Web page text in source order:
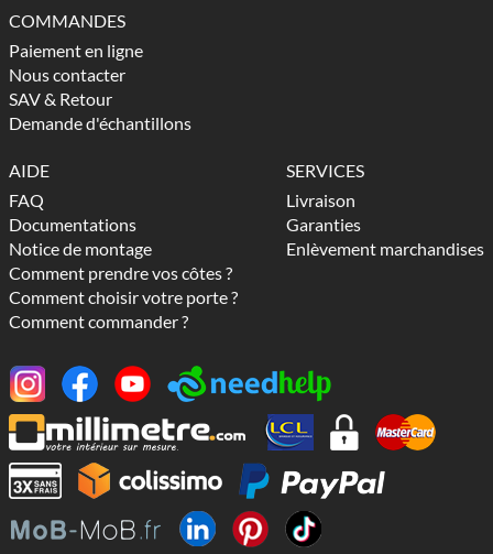
COMMANDES
Paiement en ligne
Nous contacter
SAV & Retour
Demande d'échantillons
AIDE
FAQ
Documentations
Notice de montage
Comment prendre vos côtes ?
Comment choisir votre porte ?
Comment commander ?
SERVICES
Livraison
Garanties
Enlèvement marchandises